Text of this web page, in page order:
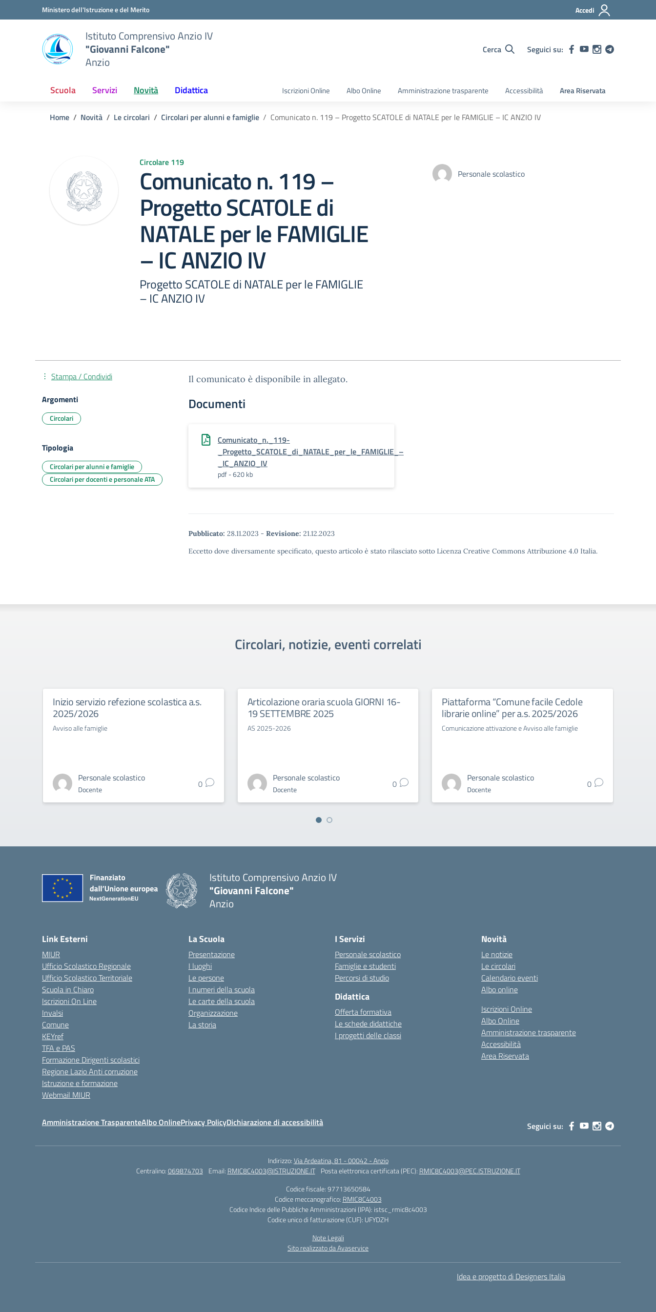
Vai ai contenuti
Vai al menu di navigazioneMinistero dell'Istruzione e del Merito Accedi
Istituto Comprensivo Anzio IV
"Giovanni Falcone"
Anzio
Cerca Seguici su:
Scuola Servizi Novità Didattica Iscrizioni Online Albo Online Amministrazione trasparente Accessibilità Area Riservata
Home Novità Le circolari Circolari per alunni e famiglie Comunicato n. 119 – Progetto SCATOLE di NATALE per le FAMIGLIE – IC ANZIO IV
Circolare 119
Comunicato n. 119 –
Progetto SCATOLE di
NATALE per le FAMIGLIE
– IC ANZIO IV
Progetto SCATOLE di NATALE per le FAMIGLIE
– IC ANZIO IV
Personale scolastico
Il comunicato è disponibile in allegato.
Documenti
Comunicato_n._119-
_Progetto_SCATOLE_di_NATALE_per_le_FAMIGLIE_–
_IC_ANZIO_IV
pdf - 620 kb
Pubblicato: 28.11.2023 - Revisione: 21.12.2023
Eccetto dove diversamente specificato, questo articolo è stato rilasciato sotto Licenza Creative Commons Attribuzione 4.0 Italia.
Stampa / Condividi
Argomenti
Circolari
Tipologia
Circolari per alunni e famiglie
Circolari per docenti e personale ATA
Circolari, notizie, eventi correlati
Inizio servizio refezione scolastica a.s.
2025/2026
Avviso alle famiglie
Personale scolastico
Docente 0
Articolazione oraria scuola GIORNI 16-
19 SETTEMBRE 2025
AS 2025-2026
Personale scolastico
Docente 0
Piattaforma “Comune facile Cedole
librarie online” per a.s. 2025/2026
Comunicazione attivazione e Avviso alle famiglie
Personale scolastico
Docente 0
Istituto Comprensivo Anzio IV
"Giovanni Falcone"
Anzio
Link Esterni
MIUR
Ufficio Scolastico Regionale
Ufficio Scolastico Territoriale
Scuola in Chiaro
Iscrizioni On Line
Invalsi
Comune
KEYref
TFA e PAS
Formazione Dirigenti scolastici
Regione Lazio Anti corruzione
Istruzione e formazione
Webmail MIUR
La Scuola
Presentazione
I luoghi
Le persone
I numeri della scuola
Le carte della scuola
Organizzazione
La storia
I Servizi
Personale scolastico
Famiglie e studenti
Percorsi di studio
Didattica
Offerta formativa
Le schede didattiche
I progetti delle classi
Novità
Le notizie
Le circolari
Calendario eventi
Albo online
Iscrizioni Online
Albo Online
Amministrazione trasparente
Accessibilità
Area Riservata
Amministrazione TrasparenteAlbo OnlinePrivacy PolicyDichiarazione di accessibilità Seguici su:
Indirizzo:Via Ardeatina, 81 - 00042 - Anzio
Centralino:069874703 Email: RMIC8C4003@ISTRUZIONE.IT Posta elettronica certificata (PEC): RMIC8C4003@PEC.ISTRUZIONE.IT
Codice fiscale: 97713650584
Codice meccanografico: RMIC8C4003
Codice Indice delle Pubbliche Amministrazioni (IPA): istsc_rmic8c4003
Codice unico di fatturazione (CUF): UFYDZH
Note Legali
Sito realizzato da Avaservice
Idea e progetto di Designers Italia